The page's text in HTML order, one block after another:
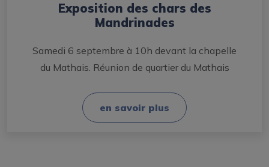
Exposition des chars des
Mandrinades
Samedi 6 septembre à 10h devant la chapelle
du Mathais. Réunion de quartier du Mathais
en savoir plus